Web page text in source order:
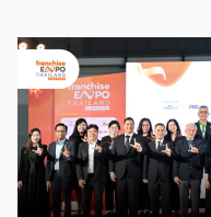
2026 ให้แก่ผู้ประกอบธุรกิ
ของกรมฯ นายพูนพงษ์
การค้า กระทรวงพาณิชย์
“งานแฟรนไชส์ เอ็กซ์โป ไ
โป (Franchise Expo
เป็นงานแสดงธุรกิจแฟรน
คอร์ปอเรชัน จำกัด เพื่อยก
เจ้าของธุรกิจที่ต้องการข